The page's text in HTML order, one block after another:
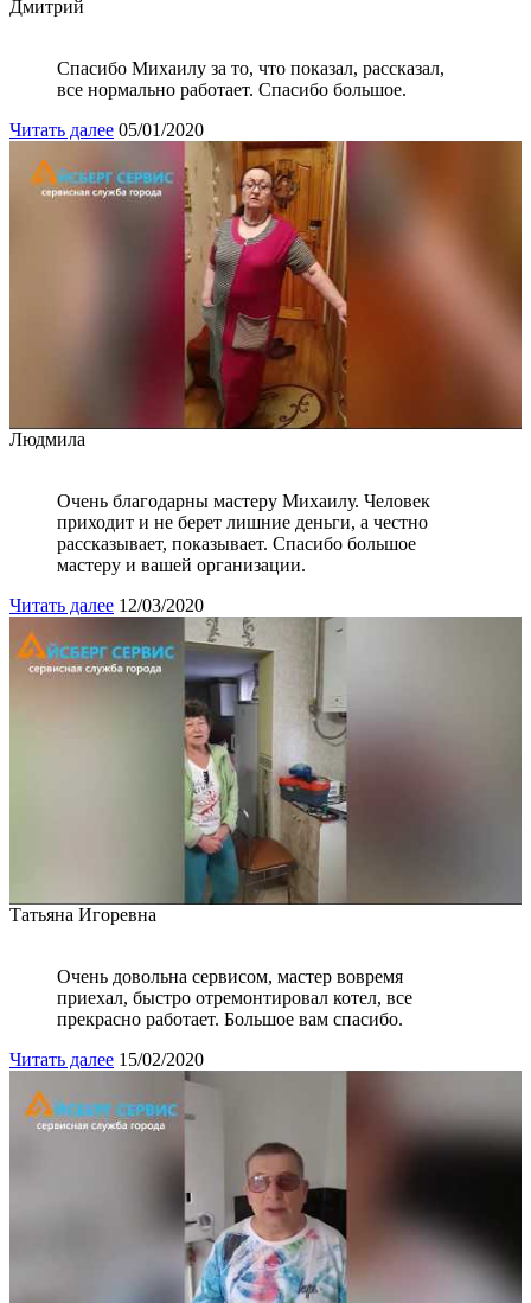
Дмитрий
Спасибо Михаилу за то, что показал, рассказал,
все нормально работает. Спасибо большое.
Читать далее 05/01/2020
Людмила
Очень благодарны мастеру Михаилу. Человек
приходит и не берет лишние деньги, а честно
рассказывает, показывает. Спасибо большое
мастеру и вашей организации.
Читать далее 12/03/2020
Татьяна Игоревна
Очень довольна сервисом, мастер вовремя
приехал, быстро отремонтировал котел, все
прекрасно работает. Большое вам спасибо.
Читать далее 15/02/2020